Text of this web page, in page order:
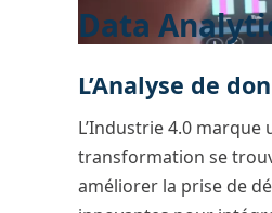
Data
L’Analyse de
L’Industrie 4.0
transformation se
améliorer la prise de